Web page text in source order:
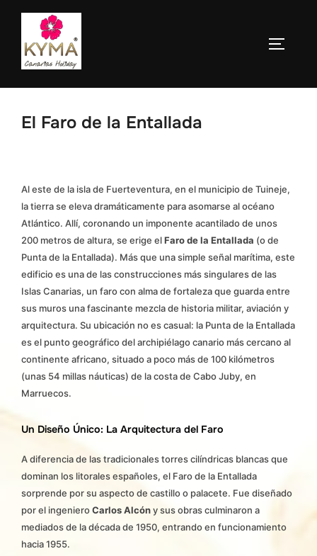
Saltar
contenido
El Faro de la Entallada
Al este de la isla de Fuerteventura, en el municipio de Tuineje,
la tierra se eleva dramáticamente para asomarse al océano
Atlántico. Allí, coronando un imponente acantilado de unos
200 metros de altura, se erige elFaro de la Entallada (o de
Punta de la Entallada). Más que una simple señal marítima, este
edificio es una de las construcciones más singulares de las
Islas Canarias, un faro con alma de fortaleza que guarda entre
sus muros una fascinante mezcla de historia militar, aviación y
arquitectura. Su ubicación no es casual: la Punta de la Entallada
es el punto geográfico del archipiélago canario más cercano al
continente africano, situado a poco más de 100 kilómetros
(unas 54 millas náuticas) de la costa de Cabo Juby, en
Marruecos.
Un Diseño Único: La Arquitectura del Faro
A diferencia de las tradicionales torres cilíndricas blancas que
dominan los litorales españoles, el Faro de la Entallada
sorprende por su aspecto de castillo o palacete. Fue diseñado
por el ingenieroCarlos Alcóny sus obras culminaron a
mediados de la década de 1950, entrando en funcionamiento
hacia 1955.